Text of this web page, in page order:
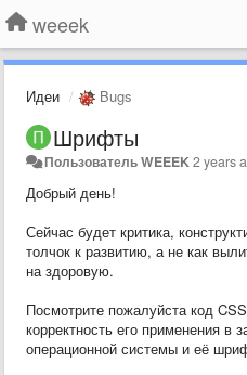
weeek
Идеи Bugs
Шрифты
Пользователь WEEEK 2 years
Добрый день!
Сейчас будет критика,
толчок к развитию, а не как
на здоровую.
Посмотрите пожалуйста код
корректность его применения в
операционной системы и её